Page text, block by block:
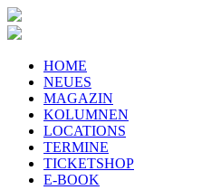
HOME
NEUES
MAGAZIN
KOLUMNEN
LOCATIONS
TERMINE
TICKETSHOP
E-BOOK